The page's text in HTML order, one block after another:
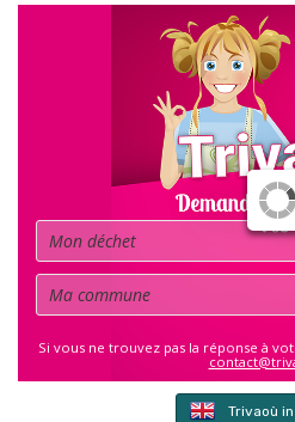
Déchet
Commune
Si vous ne trouvez pas la réponse à
Trivaoù